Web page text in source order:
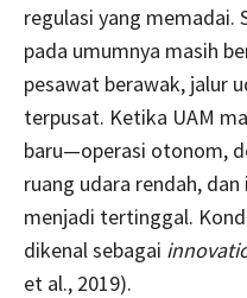
regulasi yang memadai.
pada umumnya masih
pesawat berawak, jalur
terpusat. Ketika UAM
baru—operasi otonom,
ruang udara rendah,
menjadi tertinggal.
dikenal sebagai
et al., 2019).